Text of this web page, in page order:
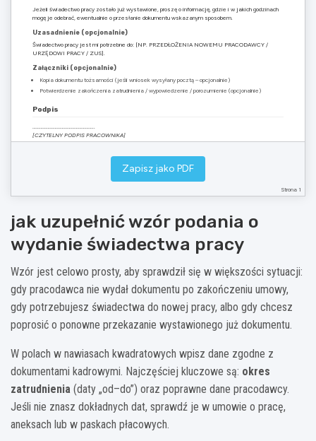
Jeżeli świadectwo pracy zostało już wystawione, proszę o informację, gdzie i w jakich godzinach
mogę je odebrać, ewentualnie o przesłanie dokumentu wskazanym sposobem.
Uzasadnienie (opcjonalnie)
Świadectwo pracy jest mi potrzebne do: [NP. PRZEDŁOŻENIA NOWEMU PRACODAWCY /
URZĘDOWI PRACY / ZUS].
Załączniki (opcjonalnie)
Kopia dokumentu tożsamości (jeśli wniosek wysyłany pocztą – opcjonalnie)
Potwierdzenie zakończenia zatrudnienia / wypowiedzenie / porozumienie (opcjonalnie)
Podpis
[CZYTELNY PODPIS PRACOWNIKA]
Wskazówka: zachowaj kopię podania oraz dowód nadania (jeśli wysyłasz pocztą).
Strona 1
Zapisz jako PDF
jak uzupełnić wzór podania o
wydanie świadectwa pracy
Wzór jest celowo prosty, aby sprawdził się w większości sytuacji:
gdy pracodawca nie wydał dokumentu po zakończeniu umowy,
gdy potrzebujesz świadectwa do nowej pracy, albo gdy chcesz
poprosić o ponowne przekazanie wystawionego już dokumentu.
W polach w nawiasach kwadratowych wpisz dane zgodne z
dokumentami kadrowymi. Najczęściej kluczowe są: okres
zatrudnienia (daty „od–do”) oraz poprawne dane pracodawcy.
Jeśli nie znasz dokładnych dat, sprawdź je w umowie o pracę,
aneksach lub w paskach płacowych.